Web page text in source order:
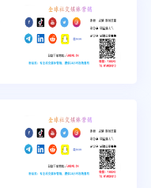
Telegram
更多